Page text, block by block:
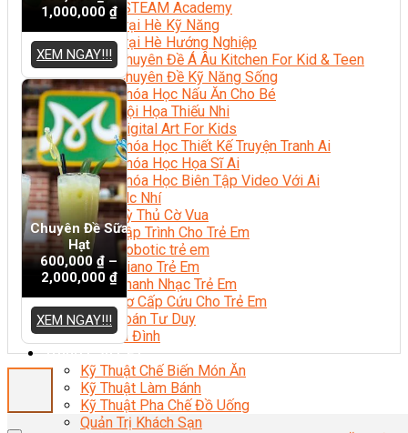
Sunny STEAM Academy
Trại Hè Kỹ Năng
Trại Hè Hướng Nghiệp
Chuyên Đề Á Âu Kitchen For Kid & Teen
Chuyên Đề Kỹ Năng Sống
Khóa Học Nấu Ăn Cho Bé
Hội Họa Thiếu Nhi
Digital Art For Kids
Khóa Học Thiết Kế Truyện Tranh Ai
Khóa Học Họa Sĩ Ai
Khóa Học Biên Tập Video Với Ai
Mc Nhí
Kỳ Thủ Cờ Vua
Lập Trình Cho Trẻ Em
Robotic trẻ em
Piano Trẻ Em
Thanh Nhạc Trẻ Em
Sơ Cấp Cứu Cho Trẻ Em
Toán Tư Duy
Bếp Gia Đình
Trung Cấp CET
Kỹ Thuật Chế Biến Món Ăn
Kỹ Thuật Làm Bánh
Kỹ Thuật Pha Chế Đồ Uống
Quản Trị Khách Sạn
1,000,000 ₫
XEM NGAY!!!
Chuyên Đề Sữa
Hạt
600,000 ₫ –
2,000,000 ₫
XEM NGAY!!!